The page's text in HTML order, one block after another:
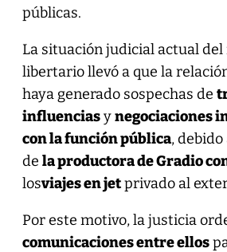
públicas.
La situación judicial actual
libertario llevó a que la
haya generado sospechas de
influenciasynegociaciones
con la función pública,
de la productora de Gradio
losviajes en jetprivado al
Por este motivo, la justicia
comunicaciones entre ellos